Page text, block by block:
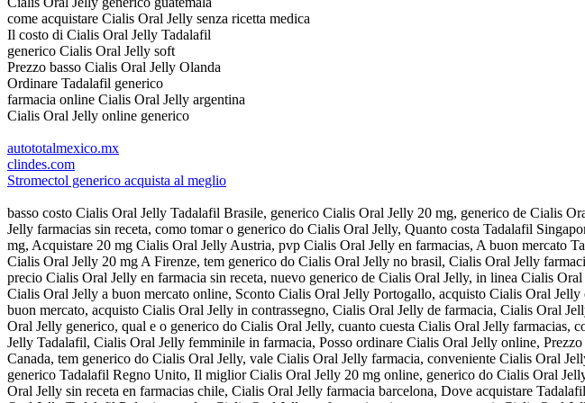
come acquistare Cialis Oral Jelly senza ricetta medica
Il costo di Cialis Oral Jelly Tadalafil
generico Cialis Oral Jelly soft
Prezzo basso Cialis Oral Jelly Olanda
Ordinare Tadalafil generico
farmacia online Cialis Oral Jelly argentina
Cialis Oral Jelly online generico
autototalmexico.mx
clindes.com
Stromectol generico acquista al meglio
basso costo Cialis Oral Jelly Tadalafil Brasile, generico Cialis Oral Jelly 20 mg, generico de Cialis
Jelly farmacias sin receta, como tomar o generico do Cialis Oral Jelly, Quanto costa Tadalafil
mg, Acquistare 20 mg Cialis Oral Jelly Austria, pvp Cialis Oral Jelly en farmacias, A buon mercato
Cialis Oral Jelly 20 mg A Firenze, tem generico do Cialis Oral Jelly no brasil, Cialis Oral Jelly
precio Cialis Oral Jelly en farmacia sin receta, nuevo generico de Cialis Oral Jelly, in linea Cialis
Cialis Oral Jelly a buon mercato online, Sconto Cialis Oral Jelly Portogallo, acquisto Cialis Oral
buon mercato, acquisto Cialis Oral Jelly in contrassegno, Cialis Oral Jelly de farmacia, Cialis Oral
Oral Jelly generico, qual e o generico do Cialis Oral Jelly, cuanto cuesta Cialis Oral Jelly
Jelly Tadalafil, Cialis Oral Jelly femminile in farmacia, Posso ordinare Cialis Oral Jelly online,
Canada, tem generico do Cialis Oral Jelly, vale Cialis Oral Jelly farmacia, conveniente Cialis Oral
generico Tadalafil Regno Unito, Il miglior Cialis Oral Jelly 20 mg online, generico do Cialis Oral
Oral Jelly sin receta en farmacias chile, Cialis Oral Jelly farmacia barcelona, Dove acquistare